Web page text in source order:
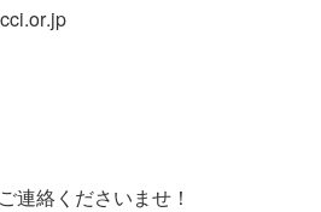
.jp
連絡くださいませ！